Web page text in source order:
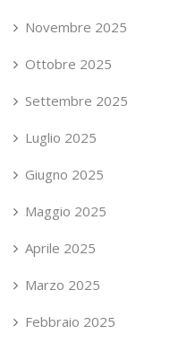
Novembre 2025
Ottobre 2025
Settembre 2025
Luglio 2025
Giugno 2025
Maggio 2025
Aprile 2025
Marzo 2025
Febbraio 2025